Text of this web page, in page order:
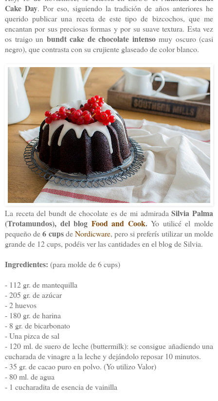
Cake Day. Por eso, siguiendo la tradición de años anteriores he
querido publicar una receta de este tipo de bizcochos, que me
encantan por sus preciosas formas y por su suave textura. Esta vez
os traigo un bundt cake de chocolate intenso muy oscuro (casi
negro), que contrasta con su crujiente glaseado de color blanco.
La receta del bundt de chocolate es de mi admiradaSilvia Palma
(Trotamundos), del blog Food and Cook.Yo utilicé el molde
pequeño de6 cupsdeNordicware, pero si preferís utilizar un molde
grande de 12 cups, podéis ver las cantidades en el blog de Silvia.
Ingredientes: (para molde de 6 cups)
- 112 gr. de mantequilla
- 205 gr. de azúcar
- 2 huevos
- 180 gr. de harina
- 8 gr. de bicarbonato
- Una pizca de sal
- 120 ml. de suero de leche (buttermilk): se consigue añadiendo una
cucharada de vinagre a la leche y dejándolo reposar 10 minutos.
- 35 gr. de cacao puro en polvo. (Yo utilizo Valor)
- 80 ml. de agua
- 1 cucharadita de esencia de vainilla